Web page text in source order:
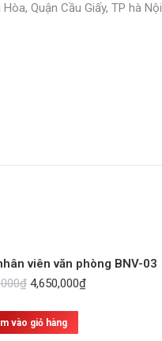
Quận Cầu Giấy, TP hà Nội
viên văn phòng BNV-03
₫ Giá
là:
5,700,000₫.
4,650,000₫Giá
vào giỏ hàng